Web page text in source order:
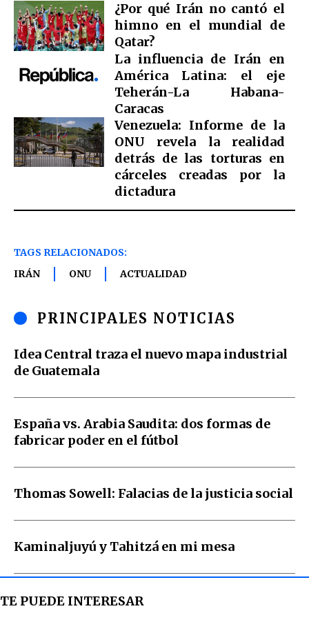
¿Por qué Irán no cantó el
himno en el mundial de
Qatar?
La influencia de Irán en
América Latina: el eje
Teherán-La Habana-
Caracas
Venezuela: Informe de la
ONU revela la realidad
detrás de las torturas en
cárceles creadas por la
dictadura
TAGS RELACIONADOS:
IRÁN
ONU ACTUALIDAD
PRINCIPALES NOTICIAS
Idea Central traza el nuevo mapa industrial
de Guatemala
España vs. Arabia Saudita: dos formas de
fabricar poder en el fútbol
Thomas Sowell: Falacias de la justicia social
Kaminaljuyú y Tahitzá en mi mesa
TE PUEDE INTERESAR